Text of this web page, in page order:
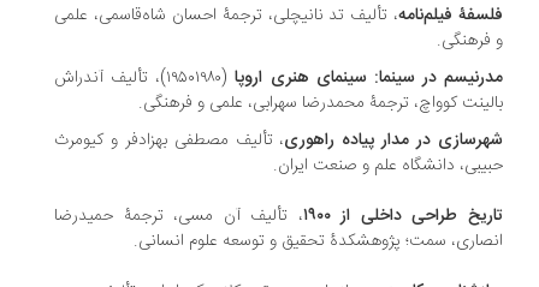
فیلم‌نامه، تألیف تد نانیچلی، ترجمۀ احسان شاه‌قاسمی، علمی
در سینما: سینمای هنری اروپا
(۱۹۵۰۱۹۸۰)، تألیف آندراش
کوواچ، ترجمۀ محمدرضا سهرابی، علمی و فرهنگی‏‫.
در مدار پیاده راهوری، تألیف مصطفی بهزادفر و کیومرث
دانشگاه علم و صنعت ایران.
طراحی داخلی از ۱۹۰۰‬
، تألیف آن مسی، ترجمۀ حمیدرضا
سمت؛ پژوهشکدۀ تحقیق و توسعه علوم انسانی‏‫.